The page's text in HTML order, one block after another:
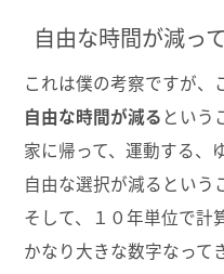
自由な時間が減っ
これは僕の考察ですが、
自由な時間が減る という
家に帰って、運動する、
自由な選択が減るという
そして、１０年単位で計
かなり大きな数字なって